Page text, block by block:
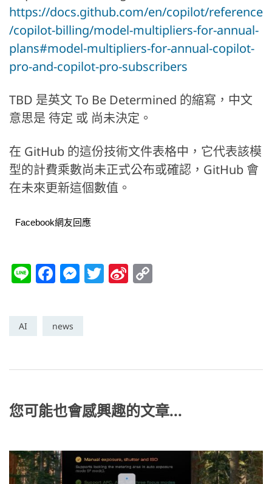
https://docs.github.com/en/copilot/reference
/copilot-billing/model-multipliers-for-annual-
plans#model-multipliers-for-annual-copilot-
pro-and-copilot-pro-subscribers
TBD 是英文 To Be Determined 的縮寫，中文
意思是 待定 或 尚未決定。
在 GitHub 的這份技術文件表格中，它代表該模
型的計費乘數尚未正式公布或確認，GitHub 會
在未來更新這個數值。
Facebook網友回應
Li
e
F
c
e
o
k
M
ss
e
g
T Si
b n
AI news
您可能也會感興趣的文章...